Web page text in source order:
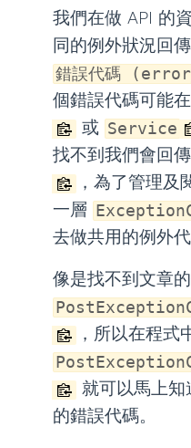
我們在做 API 的
同的例外狀況回
錯誤代碼
個錯誤代碼可能
或 Service
找不到我們會回
，為了管理及
一層
去做共用的例外代
像是找不到文章
，所以在程式
就可以馬上
的錯誤代碼。